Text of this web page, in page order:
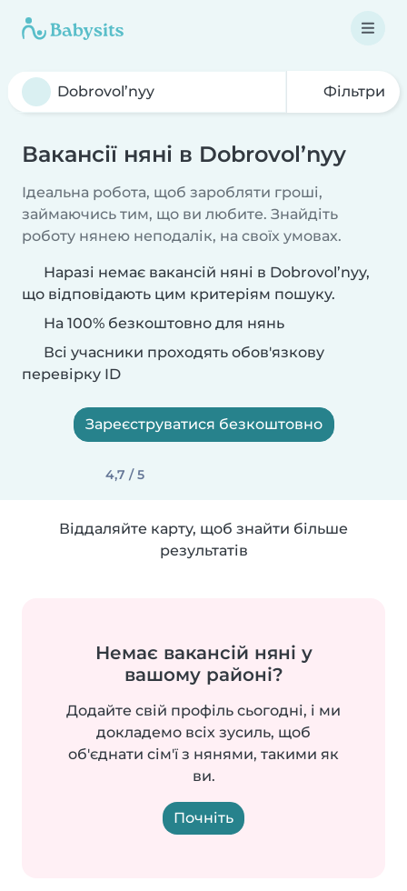
Фільтри
Вакансії няні в Dobrovol’nyy
Ідеальна робота, щоб заробляти гроші,
займаючись тим, що ви любите. Знайдіть
роботу нянею неподалік, на своїх умовах.
Наразі немає вакансій няні в Dobrovol’nyy,
що відповідають цим критеріям пошуку.
На 100% безкоштовно для нянь
Всі учасники проходять обов'язкову
перевірку ID
Зареєструватися безкоштовно
4,7 / 5
Віддаляйте карту, щоб знайти більше
результатів
Немає вакансій няні у
вашому районі?
Додайте свій профіль сьогодні, і ми
докладемо всіх зусиль, щоб
об'єднати сім'ї з нянями, такими як
ви.
Почніть